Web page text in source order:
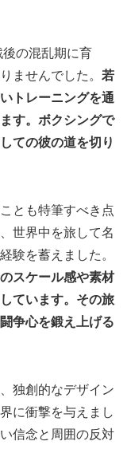
の混乱期に育
ませんでした。 若
トレーニングを通
す。ボクシングで
ての彼の道を切り
とも特筆すべき点
世界中を旅して名
験を蓄えました。
スケール感や素材
ています。その旅
争心を鍛え上げる
独創的なデザイン
に衝撃を与えまし
信念と周囲の反対